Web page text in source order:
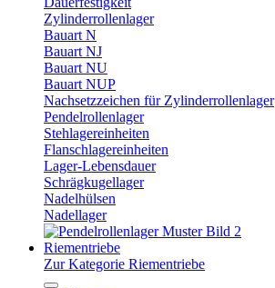
Zylinderrollenlager
Bauart N
Bauart NJ
Bauart NU
Bauart NUP
Nachsetzzeichen für Zylinderrollenlager
Pendelrollenlager
Stehlagereinheiten
Flanschlagereinheiten
Lager-Lebensdauer
Schrägkugellager
Nadelhülsen
Nadellager
Riementriebe
Zur Kategorie Riementriebe